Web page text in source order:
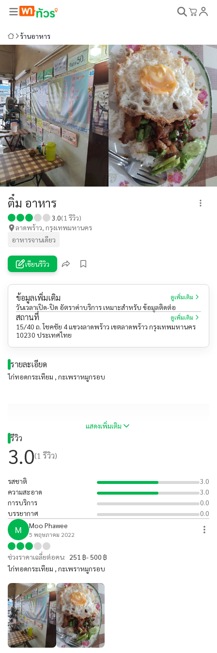
ร้านอาหาร
ติ๋ม อาหาร
3.0(1 รีวิว)
ลาดพร้าว, กรุงเทพมหานคร
อาหารจานเดียว
เขียนรีวิว
ข้อมูลเพิ่มเติม ดูเพิ่มเติม
วันเวลาเปิด-ปิด อัตราค่าบริการ เหมาะสำหรับ ข้อมูลติดต่อ
สถานที่ ดูเพิ่มเติม
15/40 ถ. โชคชัย 4 แขวงลาดพร้าว เขตลาดพร้าว กรุงเทพมหานคร
10230 ประเทศไทย
รายละเอียด
ไก่ทอดกระเทียม , กะเพราหมูกรอบ
แสดงเพิ่มเติม
รีวิว
3.0(1 รีวิว)
รสชาติ
3.0
ความสะอาด
3.0
การบริการ
0.0
บรรยากาศ
0.0
M Moo Phawee
5 พฤษภาคม 2022
ช่วงราคาเฉลี่ยต่อคน: 251 ฿- 500 ฿
ไก่ทอดกระเทียม , กะเพราหมูกรอบ